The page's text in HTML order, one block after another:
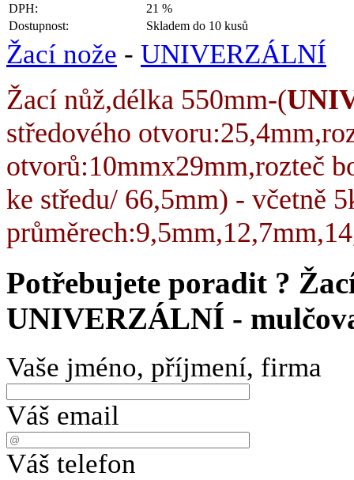
DPH:
21 %
Dostupnost:
Skladem do 10 kusů
Žací nože - UNIVERZÁLNÍ
Žací nůž,délka 550mm-(
středového
otvorů:10mmx29mm,rozteč
ke středu/ 66,5mm) - včetně
Potřebujete poradit ?
UNIVERZÁLNÍ -
Vaše jméno, příjmení, firma
Váš email
Váš telefon